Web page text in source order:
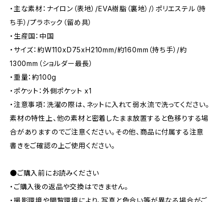
・主な素材：ナイロン（表地）/EVA樹脂（裏地）/）ポリエステル（持
ち手）/プラホック（留め具）
・生産国：中国
・サイズ：約W110xD75xH210mm/約160mm（持ち手）/約
1300mm（ショルダー最長）
・重量：約100g
・ポケット：外側ポケット x1
・注意事項：洗濯の際は、ネットに入れて弱水流で洗ってください。
素材の特性上、他の素材と密着したまま放置すると色移りする場
合がありますのでご注意ください。その他、商品に付属する注意
書きをご確認の上ご使用ください。
●ご購入前にお読みください
・ご購入後の返品や交換はできません。